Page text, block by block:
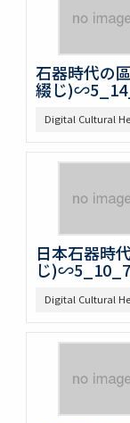
石器時代の
綴じ
Digital Cultural
日本石器時
じ
Digital Cultural